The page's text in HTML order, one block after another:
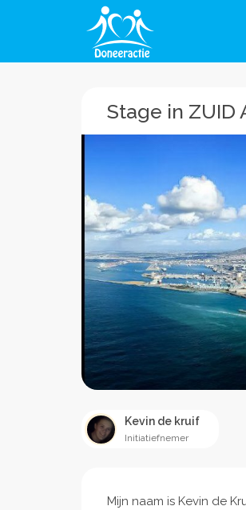
Stage in ZUID
Kevin de kruif
Initiatiefnemer
Mijn naam is Kevin de